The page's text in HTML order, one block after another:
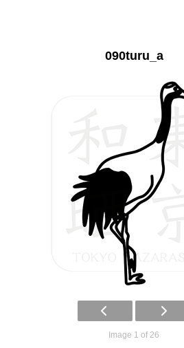
090turu_a
Image 1 of 26